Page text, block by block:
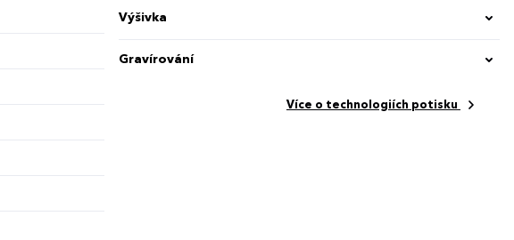
Výšivka
Gravírování
Více o technologiích potisku